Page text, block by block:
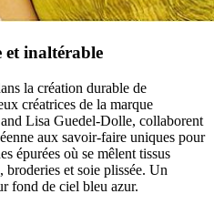
et inaltérable
la création durable de
créatrices de la marque
Lisa Guedel-Dolle, collaborent
aux savoir-faire uniques pour
épurées où se mêlent tissus
broderies et soie plissée. Un
fond de ciel bleu azur.